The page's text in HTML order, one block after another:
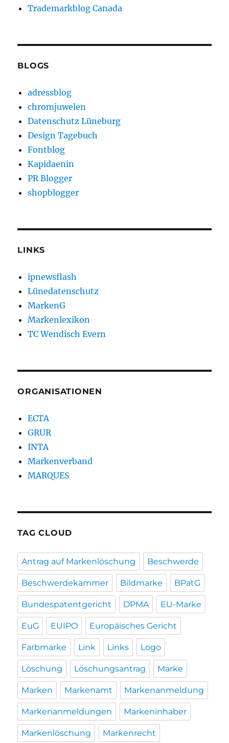
Trademarkblog Canada
BLOGS
adressblog
chromjuwelen
Datenschutz Lüneburg
Design Tagebuch
Fontblog
Kapidaenin
PR Blogger
shopblogger
LINKS
ipnewsflash
Lünedatenschutz
MarkenG
Markenlexikon
TC Wendisch Evern
ORGANISATIONEN
ECTA
GRUR
INTA
Markenverband
MARQUES
TAG CLOUD
Antrag auf Markenlöschung Beschwerde
Beschwerdekammer Bildmarke BPatG
Bundespatentgericht DPMA EU-Marke
EuG EUIPO Europäisches Gericht
Farbmarke Link Links Logo
Löschung Löschungsantrag Marke
Marken Markenamt Markenanmeldung
Markenanmeldungen Markeninhaber
Markenlöschung Markenrecht